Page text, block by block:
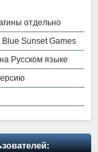
отдельно
Blue Sunset Games
Русском языке